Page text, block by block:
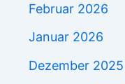
Februar 2026
Januar 2026
Dezember 2025